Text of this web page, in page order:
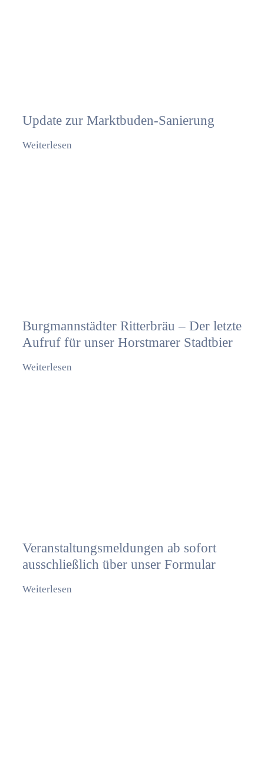
Update zur Marktbuden-Sanierung
Weiterlesen
Burgmannstädter Ritterbräu – Der letzte
Aufruf für unser Horstmarer Stadtbier
Weiterlesen
Veranstaltungsmeldungen ab sofort
ausschließlich über unser Formular
Weiterlesen